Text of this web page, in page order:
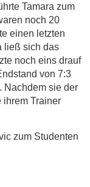
Tamara zum
noch 20
einen letzten
ließ sich das
noch eins drauf
von 7:3
Nachdem sie der
ihrem Trainer
zum Studenten